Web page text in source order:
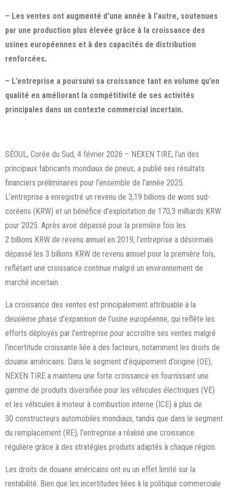
– Les ventes ont augmenté d’une année à l’autre, soutenues
par une production plus élevée grâce à la croissance des
usines européennes et à des capacités de distribution
renforcées.
– L’entreprise a poursuivi sa croissance tant en volume qu’en
qualité en améliorant la compétitivité de ses activités
principales dans un contexte commercial incertain.
SÉOUL, Corée du Sud, 4 février 2026 – NEXEN TIRE, l’un des
principaux fabricants mondiaux de pneus, a publié ses résultats
financiers préliminaires pour l’ensemble de l’année 2025.
L’entreprise a enregistré un revenu de 3,19 billions de wons sud-
coréens (KRW) et un bénéfice d’exploitation de 170,3 milliards KRW
pour 2025. Après avoir dépassé pour la première fois les
2 billions KRW de revenu annuel en 2019, l’entreprise a désormais
dépassé les 3 billions KRW de revenu annuel pour la première fois,
reflétant une croissance continue malgré un environnement de
marché incertain.
La croissance des ventes est principalement attribuable à la
deuxième phase d’expansion de l’usine européenne, qui reflète les
efforts déployés par l’entreprise pour accroître ses ventes malgré
l’incertitude croissante liée à des facteurs, notamment les droits de
douane américains. Dans le segment d’équipement d’origine (OE),
NEXEN TIRE a maintenu une forte croissance en fournissant une
gamme de produits diversifiée pour les véhicules électriques (VE)
et les véhicules à moteur à combustion interne (ICE) à plus de
30 constructeurs automobiles mondiaux, tandis que dans le segment
du remplacement (RE), l’entreprise a réalisé une croissance
régulière grâce à des stratégies produits adaptés à chaque région.
Les droits de douane américains ont eu un effet limité sur la
rentabilité. Bien que les incertitudes liées à la politique commerciale